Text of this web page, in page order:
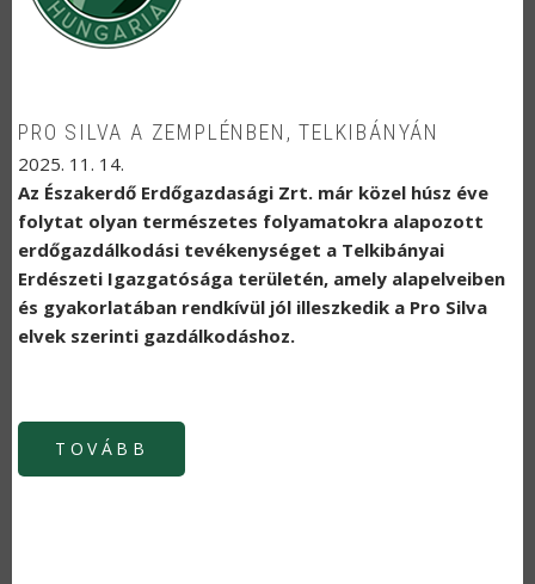
PRO SILVA A ZEMPLÉNBEN, TELKIBÁNYÁN
2025. 11. 14.
Az Északerdő Erdőgazdasági Zrt. már közel húsz éve
folytat olyan természetes folyamatokra alapozott
erdőgazdálkodási tevékenységet a Telkibányai
Erdészeti Igazgatósága területén, amely alapelveiben
és gyakorlatában rendkívül jól illeszkedik a Pro Silva
elvek szerinti gazdálkodáshoz.
TOVÁBB